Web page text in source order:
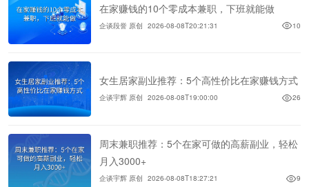
在家赚钱的10个零成本兼职，下班就能做
企谈段誉 原创 2026-08-08T20:21:31 10
女生居家副业推荐：5个高性价比在家赚钱方式
企谈宇辉 原创 2026-08-08T19:00:00 26
周末兼职推荐：5个在家可做的高薪副业，轻松
月入3000+
企谈宇辉 原创 2026-08-08T18:27:21 9